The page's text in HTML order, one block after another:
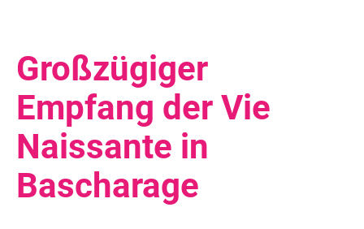
Großzügiger
Empfang der Vie
Naissante in
Bascharage